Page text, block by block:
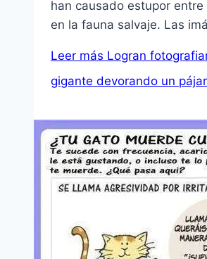
han causado estupor
en la fauna salvaje. Las
Leer más Logran
gigante devorando un